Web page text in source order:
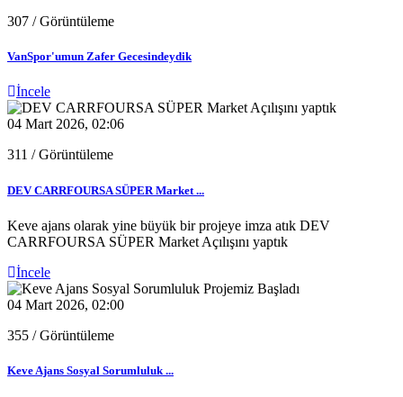
307 / Görüntüleme
VanSpor'umun Zafer Gecesindeydik
İncele
04 Mart 2026, 02:06
311 / Görüntüleme
DEV CARRFOURSA SÜPER Market ...
Keve ajans olarak yine büyük bir projeye imza atık DEV
CARRFOURSA SÜPER Market Açılışını yaptık
İncele
04 Mart 2026, 02:00
355 / Görüntüleme
Keve Ajans Sosyal Sorumluluk ...